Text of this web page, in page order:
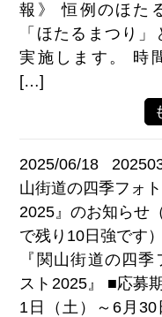
報》 恒例のほた
「ほたるまつり
実施します。 時
[…]
2025/06/18
山街道の四季フォ
2025』のお知らせ
で残り10日強です）
『関山街道の四
スト2025』 ■応募
1日（土）～6月